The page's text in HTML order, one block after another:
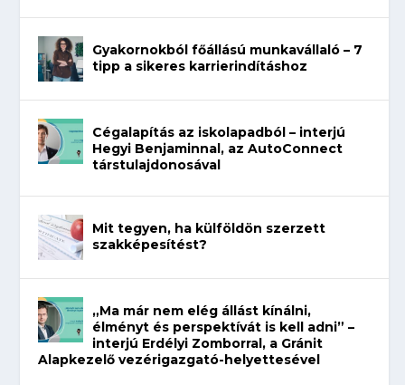
Gyakornokból főállású munkavállaló – 7
tipp a sikeres karrierindításhoz
Cégalapítás az iskolapadból – interjú
Hegyi Benjaminnal, az AutoConnect
társtulajdonosával
Mit tegyen, ha külföldön szerzett
szakképesítést?
„Ma már nem elég állást kínálni,
élményt és perspektívát is kell adni” –
interjú Erdélyi Zomborral, a Gránit
Alapkezelő vezérigazgató-helyettesével